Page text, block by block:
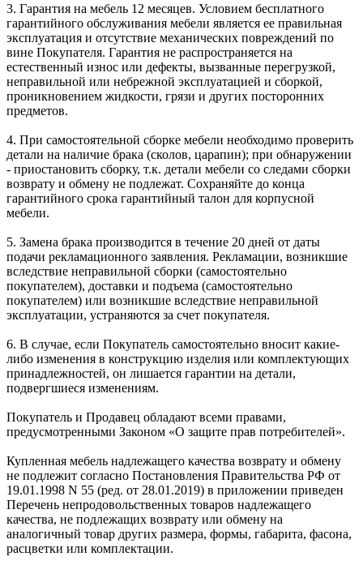
3. Гарантия на мебель 12 месяцев. Условием бесплатного
гарантийного обслуживания мебели является ее правильная
эксплуатация и отсутствие механических повреждений по
вине Покупателя. Гарантия не распространяется на
естественный износ или дефекты, вызванные перегрузкой,
неправильной или небрежной эксплуатацией и сборкой,
проникновением жидкости, грязи и других посторонних
предметов.
4. При самостоятельной сборке мебели необходимо проверить
детали на наличие брака (сколов, царапин); при обнаружении
- приостановить сборку, т.к. детали мебели со следами сборки
возврату и обмену не подлежат. Сохраняйте до конца
гарантийного срока гарантийный талон для корпусной
мебели.
5. Замена брака производится в течение 20 дней от даты
подачи рекламационного заявления. Рекламации, возникшие
вследствие неправильной сборки (самостоятельно
покупателем), доставки и подъема (самостоятельно
покупателем) или возникшие вследствие неправильной
эксплуатации, устраняются за счет покупателя.
6. В случае, если Покупатель самостоятельно вносит какие-
либо изменения в конструкцию изделия или комплектующих
принадлежностей, он лишается гарантии на детали,
подвергшиеся изменениям.
Покупатель и Продавец обладают всеми правами,
предусмотренными Законом «О защите прав потребителей».
Купленная мебель надлежащего качества возврату и обмену
не подлежит согласно Постановления Правительства РФ от
19.01.1998 N 55 (ред. от 28.01.2019) в приложении приведен
Перечень непродовольственных товаров надлежащего
качества, не подлежащих возврату или обмену на
аналогичный товар других размера, формы, габарита, фасона,
расцветки или комплектации.